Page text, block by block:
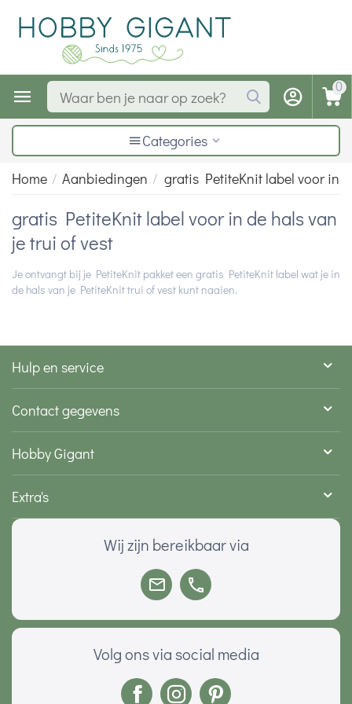
0
Categories
Home / Aanbiedingen / gratis PetiteKnit label voor in
gratis PetiteKnit label voor in de hals van
je trui of vest
Je ontvangt bij je PetiteKnit pakket een gratis PetiteKnit label wat je in
de hals van je PetiteKnit trui of vest kunt naaien.
Hulp en service
Contact gegevens
Hobby Gigant
Extra's
Wij zijn bereikbaar via
Volg ons via social media